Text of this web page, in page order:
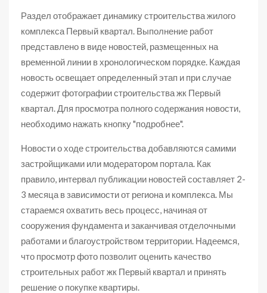
Раздел отображает динамику строительства жилого
комплекса Первый квартал. Выполнение работ
представлено в виде новостей, размещенных на
временной линии в хронологическом порядке. Каждая
новость освещает определенный этап и при случае
содержит фотографии строительства жк Первый
квартал. Для просмотра полного содержания новости,
необходимо нажать кнопку "подробнее".
Новости о ходе строительства добавляются самими
застройщиками или модератором портала. Как
правило, интервал публикации новостей составляет 2-
3 месяца в зависимости от региона и комплекса. Мы
стараемся охватить весь процесс, начиная от
сооружения фундамента и заканчивая отделочными
работами и благоустройством территории. Надеемся,
что просмотр фото позволит оценить качество
строительных работ жк Первый квартал и принять
решение о покупке квартиры.